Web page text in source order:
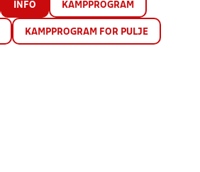
INFO KAMPPROGRAM
KAMPPROGRAM FOR PULJE